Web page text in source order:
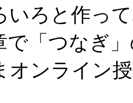
いろと作っ
で「つなぎ
オンライン